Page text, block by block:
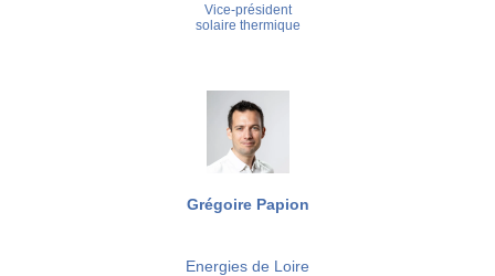
Vice-président
solaire thermique
Grégoire Papion
Energies de Loire